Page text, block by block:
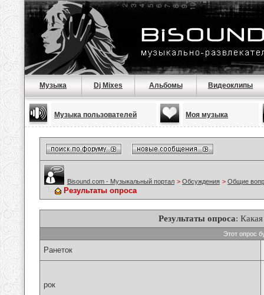
Музыка Dj Mixes Альбомы Видеоклипы
Музыка пользователей Моя музыка
Bisound.com - Музыкальный портал > Обсуждения > Общие
Результаты опроса
Результаты опроса:
Этот опрос
Ранеток
рок